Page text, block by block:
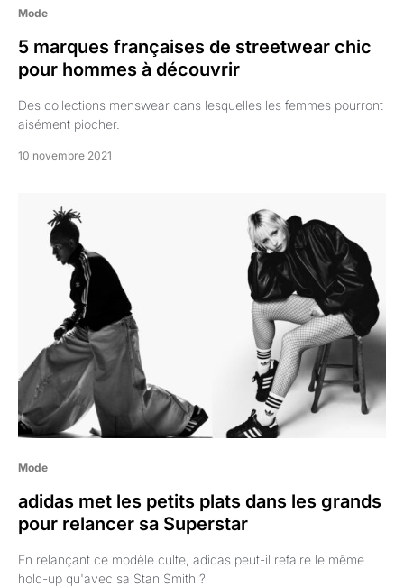
Mode
5 marques françaises de streetwear chic
pour hommes à découvrir
Des collections menswear dans lesquelles les femmes pourront
aisément piocher.
10 novembre 2021
Mode
adidas met les petits plats dans les grands
pour relancer sa Superstar
En relançant ce modèle culte, adidas peut-il refaire le même
hold-up qu'avec sa Stan Smith ?